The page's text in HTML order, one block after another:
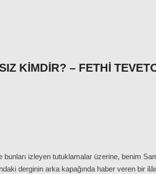
KIMDIR? – FETHI
bunları izleyen tutuklamalar üzerine, benim
derginin arka kapağında haber veren bir